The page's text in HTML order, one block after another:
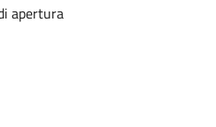
apertura